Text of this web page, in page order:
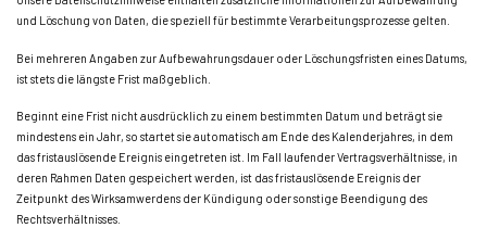
und Löschung von Daten, die speziell für bestimmte Verarbeitungsprozesse gelten.
Bei mehreren Angaben zur Aufbewahrungsdauer oder Löschungsfristen eines Datums,
ist stets die längste Frist maßgeblich.
Beginnt eine Frist nicht ausdrücklich zu einem bestimmten Datum und beträgt sie
mindestens ein Jahr, so startet sie automatisch am Ende des Kalenderjahres, in dem
das fristauslösende Ereignis eingetreten ist. Im Fall laufender Vertragsverhältnisse, in
deren Rahmen Daten gespeichert werden, ist das fristauslösende Ereignis der
Zeitpunkt des Wirksamwerdens der Kündigung oder sonstige Beendigung des
Rechtsverhältnisses.